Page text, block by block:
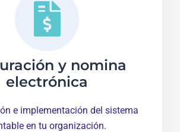
y nomina
electrónica
e implementación del sistema
en tu organización.